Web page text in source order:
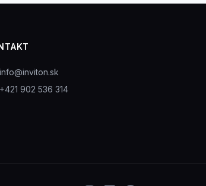
info@inviton.sk
+421 902 536 314